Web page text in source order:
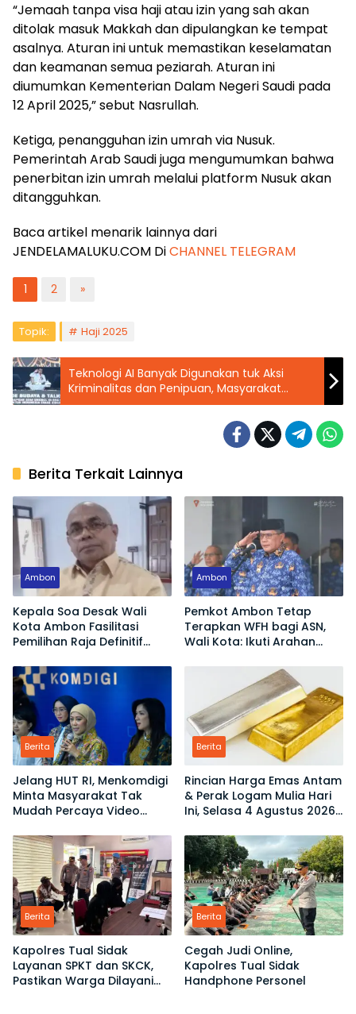
“Jemaah tanpa visa haji atau izin yang sah akan
ditolak masuk Makkah dan dipulangkan ke tempat
asalnya. Aturan ini untuk memastikan keselamatan
dan keamanan semua peziarah. Aturan ini
diumumkan Kementerian Dalam Negeri Saudi pada
12 April 2025,” sebut Nasrullah.
Ketiga, penangguhan izin umrah via Nusuk.
Pemerintah Arab Saudi juga mengumumkan bahwa
penerbitan izin umrah melalui platform Nusuk akan
ditangguhkan.
Baca artikel menarik lainnya dari
JENDELAMALUKU.COM DiCHANNEL TELEGRAM
1 2 »
Topik: Haji 2025
Teknologi AI Banyak Digunakan tuk Aksi
Kriminalitas dan Penipuan, Masyarakat
Diminta Waspada
Berita Terkait Lainnya
Ambon
Kepala Soa Desak Wali
Kota Ambon Fasilitasi
Pemilihan Raja Definitif
Ambon
Pemkot Ambon Tetap
Terapkan WFH bagi ASN,
Wali Kota: Ikuti Arahan
Berita
Jelang HUT RI, Menkomdigi
Minta Masyarakat Tak
Mudah Percaya Video
Berita
Rincian Harga Emas Antam
& Perak Logam Mulia Hari
Ini, Selasa 4 Agustus 2026:
Rp2,6 Juta!
Berita
Kapolres Tual Sidak
Layanan SPKT dan SKCK,
Pastikan Warga Dilayani
Berita
Cegah Judi Online,
Kapolres Tual Sidak
Handphone Personel